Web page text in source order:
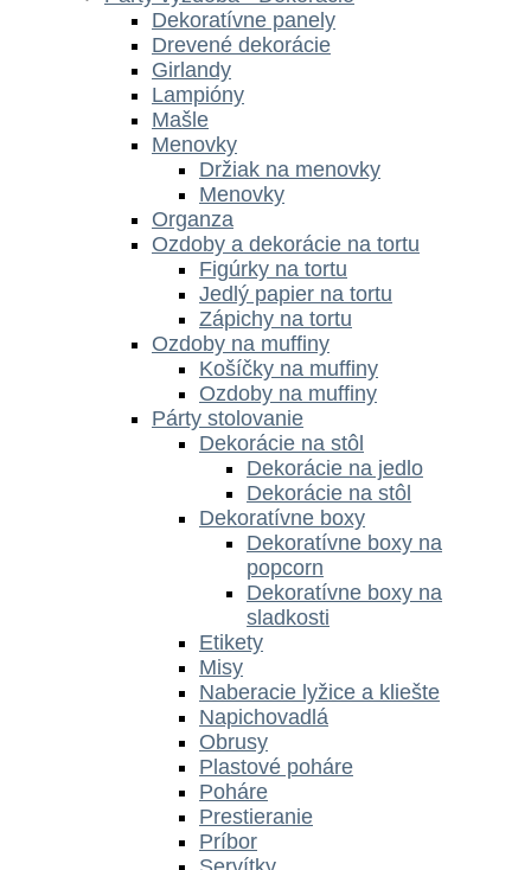
Dekoratívne panely
Drevené dekorácie
Girlandy
Lampióny
Mašle
Menovky
Držiak na menovky
Menovky
Organza
Ozdoby a dekorácie na tortu
Figúrky na tortu
Jedlý papier na tortu
Zápichy na tortu
Ozdoby na muffiny
Košíčky na muffiny
Ozdoby na muffiny
Párty stolovanie
Dekorácie na stôl
Dekorácie na jedlo
Dekorácie na stôl
Dekoratívne boxy
Dekoratívne boxy na
popcorn
Dekoratívne boxy na
sladkosti
Etikety
Misy
Naberacie lyžice a kliešte
Napichovadlá
Obrusy
Plastové poháre
Poháre
Prestieranie
Príbor